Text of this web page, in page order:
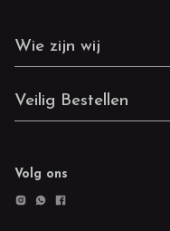
Wie zijn wij
Veilig Bestellen
Volg ons